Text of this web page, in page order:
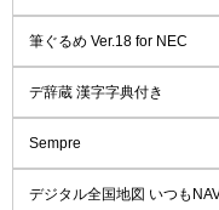
筆ぐるめ Ver.18 for NEC
デ辞蔵 漢字字典付き
Sempre
デジタル全国地図 いつも